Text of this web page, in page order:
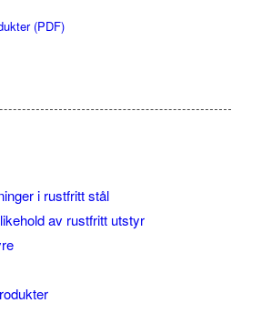
(PDF)
i rustfritt stål
av rustfritt utstyr